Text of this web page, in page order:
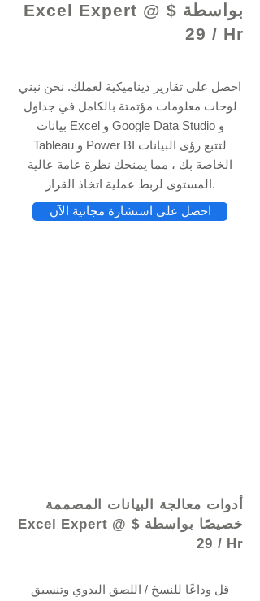
بواسطة Excel Expert @ $
29 / Hr
احصل على تقارير ديناميكية لعملك. نحن نبني
لوحات معلومات مؤتمتة بالكامل في جداول
بيانات Excel و Google Data Studio و
Tableau و Power BI لتتبع رؤى البيانات
الخاصة بك ، مما يمنحك نظرة عامة عالية
المستوى لربط عملية اتخاذ القرار.
احصل على استشارة مجانية الآن
أدوات معالجة البيانات المصممة
خصيصًا بواسطة Excel Expert @ $
29 / Hr
قل وداعًا للنسخ / اللصق اليدوي وتنسيق